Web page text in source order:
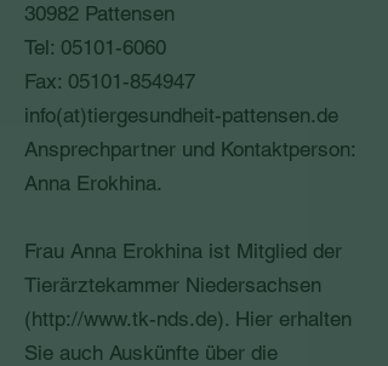
30982 Pattensen
Tel: 05101-6060
Fax: 05101-854947
info(at)tiergesundheit-pattensen.de
Ansprechpartner und Kontaktperson:
Anna Erokhina.
Frau Anna Erokhina ist Mitglied der
Tierärztekammer Niedersachsen
(http://www.tk-nds.de). Hier erhalten
Sie auch Auskünfte über die